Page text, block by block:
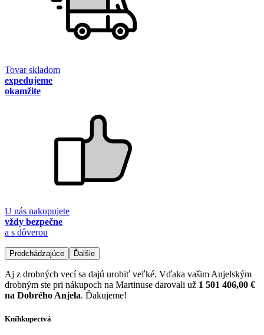
Tovar skladom
expedujeme
okamžite
U nás nakupujete
vždy bezpečne
a s dôverou
Predchádzajúce Ďalšie
Aj z drobných vecí sa dajú urobiť veľké. Vďaka vašim Anjelským
drobným ste pri nákupoch na Martinuse darovali už 1 501 406,00 €
na Dobrého Anjela. Ďakujeme!
Kníhkupectvá